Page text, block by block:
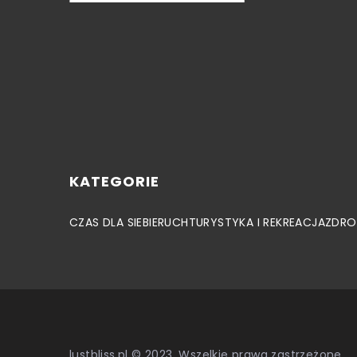
KATEGORIE
CZAS DLA SIEBIERUCHTURYSTYKA I REKREACJA